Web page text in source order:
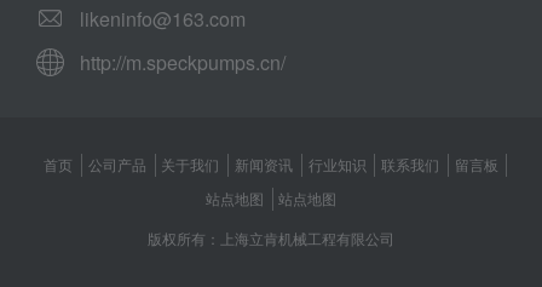
likeninfo@163.com
http://m.speckpumps.cn/
首页 公司产品 关于我们 新闻资讯 行业知识 联系我们
留言板
站点地图
站点地图
版权所有：上海立肯机械工程有限公司